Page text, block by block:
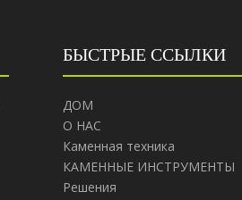
БЫСТРЫЕ ССЫЛКИ
ДОМ
О НАС
Каменная техника
КАМЕННЫЕ ИНСТРУМЕНТЫ
Решения